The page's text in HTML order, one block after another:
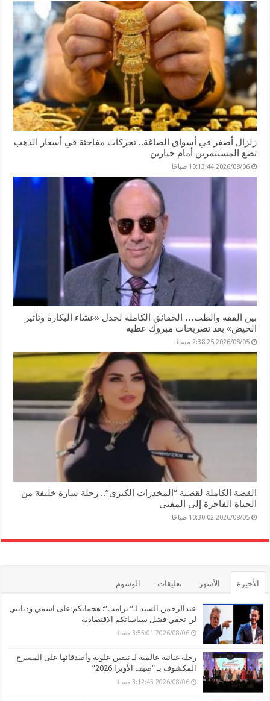
زلزال أصفر في أسواق الصاغة.. تحركات مفاجئة في أسعار الذهب
تضع المستثمرين أمام خيارين
2026/08/06 10:13:44 صباحًا
بين الفقه والطب… الحقائق الكاملة لجدل «غشاء البكارة وتأثير
الحيض» بعد تصريحات مبروك عطية
2026/08/05 2:38:25 مساءً
القصة الكاملة لقضية “المخدرات الكبرى”.. رحلة سارة خليفة من
الحياة الفاخرة إلى المفتي
2026/08/05 10:30:02 صباحًا
الأخيرة الأشهر تعليقات الوسوم
عبدالرحمن السيد لـ” ترامب”: هجماتكم على اسمي وديانتي
لن تخفي فشل سياساتكم الاقتصادية
2026/08/06 3:55:01 مساءً
رحلة غنائية عالمية لـ نيفين علوبة وأصدقائها على المسرح
المكشوف بـ “صيف الأوبرا 2026”
2026/08/06 3:12:45 مساءً